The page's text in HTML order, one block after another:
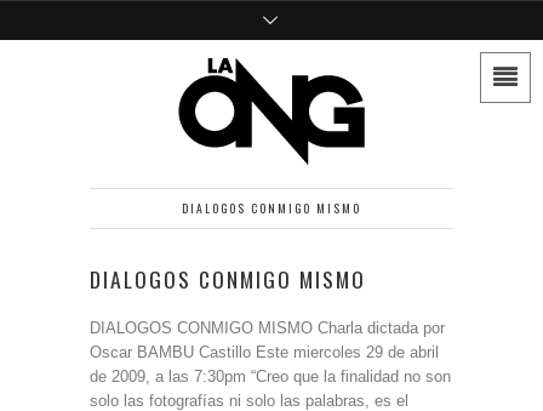
DIALOGOS CONMIGO MISMO
DIALOGOS CONMIGO MISMO
DIALOGOS CONMIGO MISMO Charla dictada por
Oscar BAMBU Castillo Este miercoles 29 de abril
de 2009, a las 7:30pm “Creo que la finalidad no son
solo las fotografías ni solo las palabras, es el